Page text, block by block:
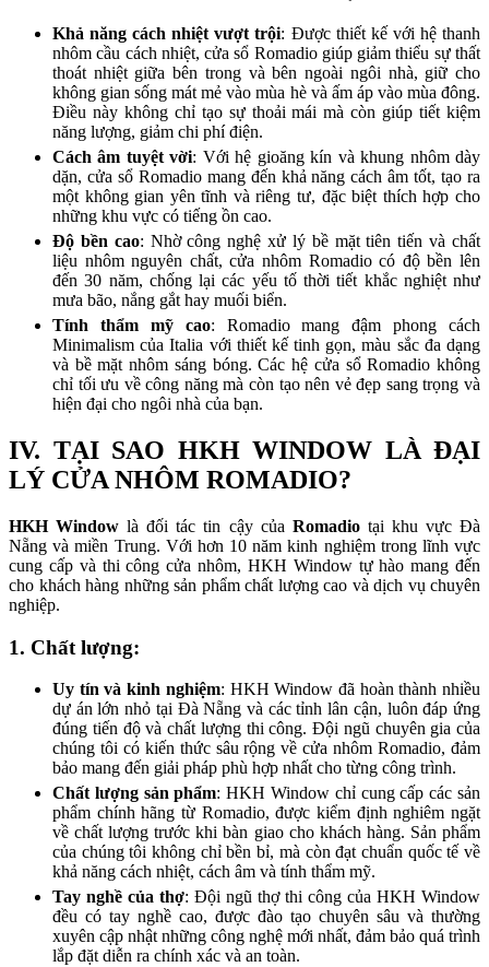
Khả năng cách nhiệt vượt trội: Được thiết kế với hệ thanh
nhôm cầu cách nhiệt, cửa sổ Romadio giúp giảm thiểu sự thất
thoát nhiệt giữa bên trong và bên ngoài ngôi nhà, giữ cho
không gian sống mát mẻ vào mùa hè và ấm áp vào mùa đông.
Điều này không chỉ tạo sự thoải mái mà còn giúp tiết kiệm
năng lượng, giảm chi phí điện.
Cách âm tuyệt vời: Với hệ gioăng kín và khung nhôm dày
dặn, cửa sổ Romadio mang đến khả năng cách âm tốt, tạo ra
một không gian yên tĩnh và riêng tư, đặc biệt thích hợp cho
những khu vực có tiếng ồn cao.
Độ bền cao: Nhờ công nghệ xử lý bề mặt tiên tiến và chất
liệu nhôm nguyên chất, cửa nhôm Romadio có độ bền lên
đến 30 năm, chống lại các yếu tố thời tiết khắc nghiệt như
mưa bão, nắng gắt hay muối biển.
Tính thẩm mỹ cao: Romadio mang đậm phong cách
Minimalism của Italia với thiết kế tinh gọn, màu sắc đa dạng
và bề mặt nhôm sáng bóng. Các hệ cửa sổ Romadio không
chỉ tối ưu về công năng mà còn tạo nên vẻ đẹp sang trọng và
hiện đại cho ngôi nhà của bạn.
IV. TẠI SAO HKH WINDOW LÀ ĐẠI
LÝ CỬA NHÔM ROMADIO?
HKH Window là đối tác tin cậy của Romadiotại khu vực Đà
Nẵng và miền Trung. Với hơn 10 năm kinh nghiệm trong lĩnh vực
cung cấp và thi công cửa nhôm, HKH Window tự hào mang đến
cho khách hàng những sản phẩm chất lượng cao và dịch vụ chuyên
nghiệp.
1. Chất lượng:
Uy tín và kinh nghiệm: HKH Window đã hoàn thành nhiều
dự án lớn nhỏ tại Đà Nẵng và các tỉnh lân cận, luôn đáp ứng
đúng tiến độ và chất lượng thi công. Đội ngũ chuyên gia của
chúng tôi có kiến thức sâu rộng về cửa nhôm Romadio, đảm
bảo mang đến giải pháp phù hợp nhất cho từng công trình.
Chất lượng sản phẩm: HKH Window chỉ cung cấp các sản
phẩm chính hãng từ Romadio, được kiểm định nghiêm ngặt
về chất lượng trước khi bàn giao cho khách hàng. Sản phẩm
của chúng tôi không chỉ bền bỉ, mà còn đạt chuẩn quốc tế về
khả năng cách nhiệt, cách âm và tính thẩm mỹ.
Tay nghề của thợ: Đội ngũ thợ thi công của HKH Window
đều có tay nghề cao, được đào tạo chuyên sâu và thường
xuyên cập nhật những công nghệ mới nhất, đảm bảo quá trình
lắp đặt diễn ra chính xác và an toàn.